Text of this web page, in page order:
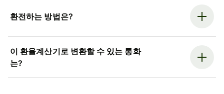
환전하는 방법은?
이 환율계산기로 변환할 수 있는 통화
는?